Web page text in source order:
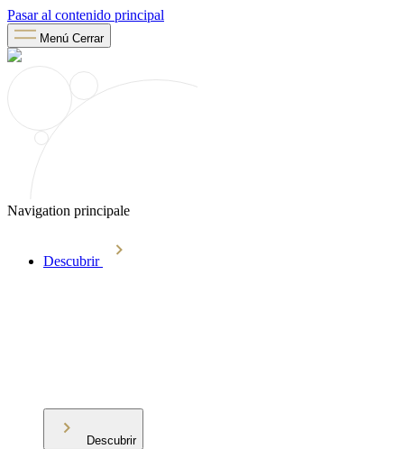
Pasar al contenido principal
Menú Cerrar
Navigation principale
Descubrir
Descubrir